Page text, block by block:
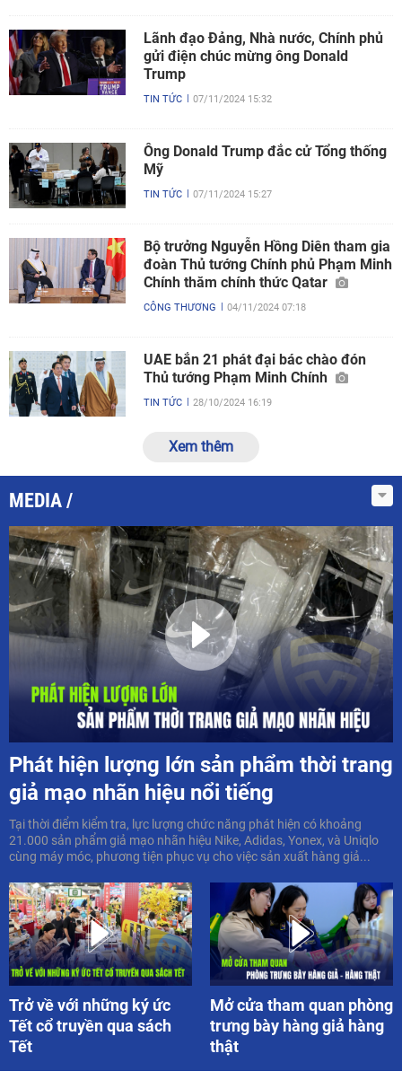
Lãnh đạo Đảng, Nhà nước, Chính phủ
gửi điện chúc mừng ông Donald
Trump
TIN TỨC 07/11/2024 15:32
Ông Donald Trump đắc cử Tổng thống
Mỹ
TIN TỨC 07/11/2024 15:27
Bộ trưởng Nguyễn Hồng Diên tham gia
đoàn Thủ tướng Chính phủ Phạm Minh
Chính thăm chính thức Qatar
CÔNG THƯƠNG 04/11/2024 07:18
UAE bắn 21 phát đại bác chào đón
Thủ tướng Phạm Minh Chính
TIN TỨC 28/10/2024 16:19
Xem thêm
MEDIA
Phát hiện lượng lớn sản phẩm thời trang
giả mạo nhãn hiệu nổi tiếng
Tại thời điểm kiểm tra, lực lượng chức năng phát hiện có khoảng
21.000 sản phẩm giả mạo nhãn hiệu Nike, Adidas, Yonex, và Uniqlo
cùng máy móc, phương tiện phục vụ cho việc sản xuất hàng giả...
Trở về với những ký ức
Tết cổ truyền qua sách
Tết
Mở cửa tham quan phòng
trưng bày hàng giả hàng
thật